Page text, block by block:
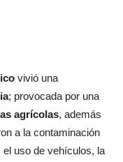
vivió una
; provocada por una
agrícolas, además
a la contaminación
uso de vehículos, la